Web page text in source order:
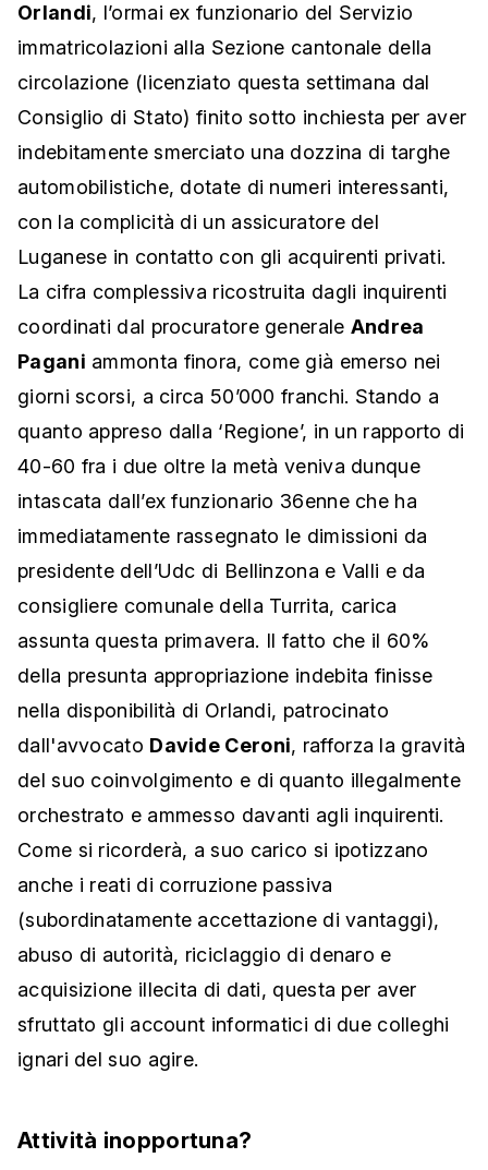
Orlandi, l’ormai ex funzionario del Servizio
immatricolazioni alla Sezione cantonale della
circolazione (licenziato questa settimana dal
Consiglio di Stato) finito sotto inchiesta per aver
indebitamente smerciato una dozzina di targhe
automobilistiche, dotate di numeri interessanti,
con la complicità di un assicuratore del
Luganese in contatto con gli acquirenti privati.
La cifra complessiva ricostruita dagli inquirenti
coordinati dal procuratore generale Andrea
Pagani ammonta finora, come già emerso nei
giorni scorsi, a circa 50’000 franchi. Stando a
quanto appreso dalla ‘Regione’, in un rapporto di
40-60 fra i due oltre la metà veniva dunque
intascata dall’ex funzionario 36enne che ha
immediatamente rassegnato le dimissioni da
presidente dell’Udc di Bellinzona e Valli e da
consigliere comunale della Turrita, carica
assunta questa primavera. Il fatto che il 60%
della presunta appropriazione indebita finisse
nella disponibilità di Orlandi, patrocinato
dall'avvocato Davide Ceroni, rafforza la gravità
del suo coinvolgimento e di quanto illegalmente
orchestrato e ammesso davanti agli inquirenti.
Come si ricorderà, a suo carico si ipotizzano
anche i reati di corruzione passiva
(subordinatamente accettazione di vantaggi),
abuso di autorità, riciclaggio di denaro e
acquisizione illecita di dati, questa per aver
sfruttato gli account informatici di due colleghi
ignari del suo agire.
Attività inopportuna?